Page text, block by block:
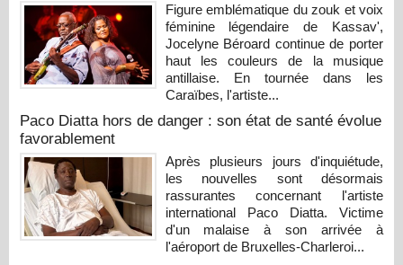
Figure emblématique du zouk et voix
féminine légendaire de Kassav',
Jocelyne Béroard continue de porter
haut les couleurs de la musique
antillaise. En tournée dans les
Caraïbes, l'artiste...
Paco Diatta hors de danger : son état de santé évolue
favorablement
Après plusieurs jours d'inquiétude,
les nouvelles sont désormais
rassurantes concernant l'artiste
international Paco Diatta. Victime
d'un malaise à son arrivée à
l'aéroport de Bruxelles-Charleroi...